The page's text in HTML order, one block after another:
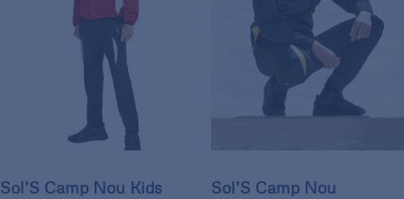
Sol’S Camp Nou Kids Sol’S Camp Nou